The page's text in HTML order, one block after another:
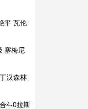
平 瓦伦
塞梅尼
汉森林
4-0拉斯